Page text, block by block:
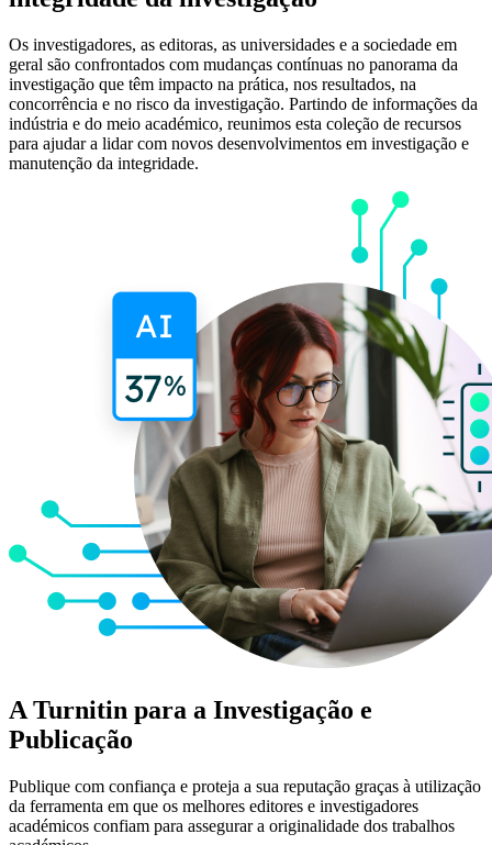
Os investigadores, as editoras, as universidades e a sociedade em
geral são confrontados com mudanças contínuas no panorama da
investigação que têm impacto na prática, nos resultados, na
concorrência e no risco da investigação. Partindo de informações da
indústria e do meio académico, reunimos esta coleção de recursos
para ajudar a lidar com novos desenvolvimentos em investigação e
manutenção da integridade.
A Turnitin para a Investigação e
Publicação
Publique com confiança e proteja a sua reputação graças à utilização
da ferramenta em que os melhores editores e investigadores
académicos confiam para assegurar a originalidade dos trabalhos